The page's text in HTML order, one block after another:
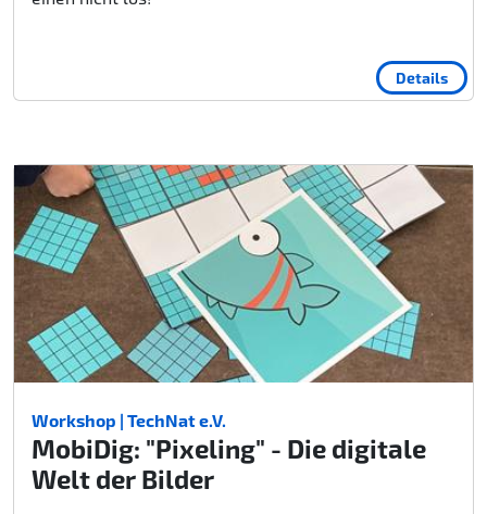
Details
Workshop | TechNat e.V.
MobiDig: "Pixeling" - Die digitale
Welt der Bilder